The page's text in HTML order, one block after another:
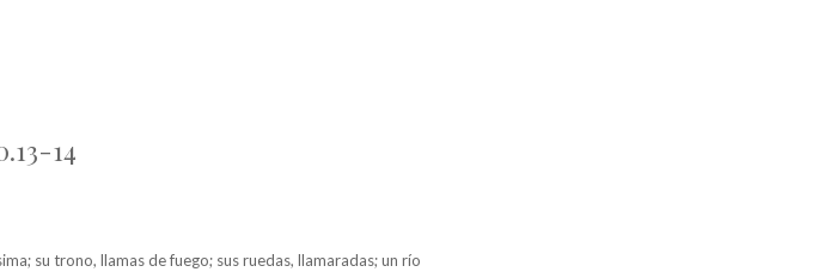
14
su trono, llamas de fuego; sus ruedas, llamaradas; un río